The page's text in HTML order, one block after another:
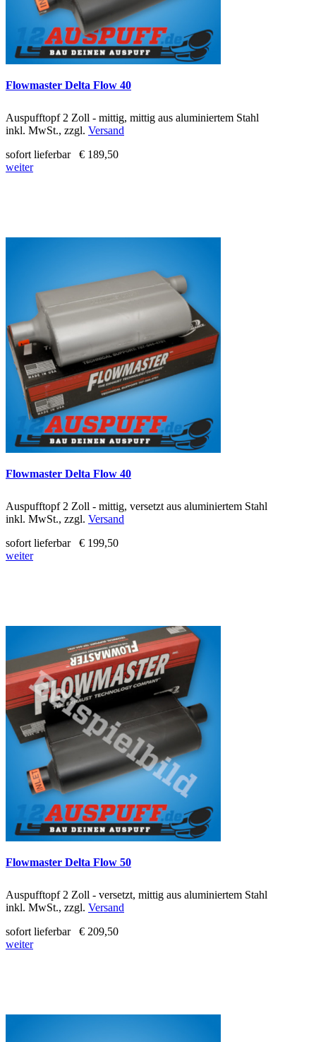
Flowmaster Delta Flow 40
Auspufftopf 2 Zoll - mittig, mittig aus aluminiertem Stahl
inkl. MwSt., zzgl. Versand
sofort lieferbar
€ 189,50
weiter
Flowmaster Delta Flow 40
Auspufftopf 2 Zoll - mittig, versetzt aus aluminiertem Stahl
inkl. MwSt., zzgl. Versand
sofort lieferbar
€ 199,50
weiter
Flowmaster Delta Flow 50
Auspufftopf 2 Zoll - versetzt, mittig aus aluminiertem Stahl
inkl. MwSt., zzgl. Versand
sofort lieferbar
€ 209,50
weiter